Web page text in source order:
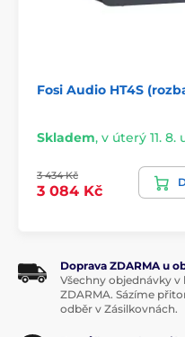
Fosi Audio HT4S
Skladem, v úterý 11. 8.
3 434 Kč
3 084 Kč
Doprava ZDARMA u
Všechny objednávky
ZDARMA. Sázíme
odběr v Zásilkovnách.